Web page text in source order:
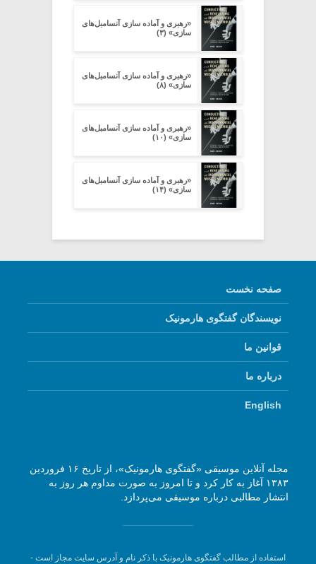
«رهبری و آماده سازی آنسامبل‌های
سازی» (۳)
«رهبری و آماده سازی آنسامبل‌های
سازی» (۸)
«رهبری و آماده سازی آنسامبل‌های
سازی» (۱۰)
«رهبری و آماده سازی آنسامبل‌های
سازی» (۱۴)
صفحه نخست
نویسندگان گفتگوی هارمونیک
قوانین ما
درباره ما
English
مجله آنلاین موسیقی «گفتگوی هارمونیک»، از تاریخ ۱۶ فروردین
۱۳۸۳ آغاز به کار کرد و تا امروز به صورت مداوم هر روز به
انتشار مطالبی درباره موسیقی می‌پردازد.
استفاده از مطالب گفتگوی هارمونیک با ذکر نام و آدرس سایت مجاز است -